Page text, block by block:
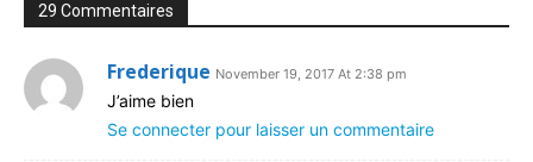
29 Commentaires
Frederique November 19, 2017 At 2:38 pm
J’aime bien
Se connecter pour laisser un commentaire